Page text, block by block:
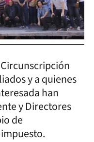
y a quienes
han
y Directores
de